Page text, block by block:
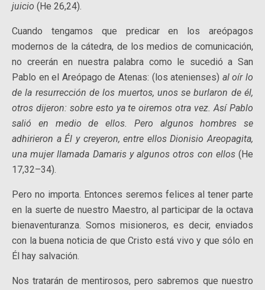
juicio (He 26,24).
Cuando tengamos que predicar en los areópagos
modernos de la cátedra, de los medios de comunicación,
no creerán en nuestra palabra como le sucedió a San
Pablo en el Areópago de Atenas: (los atenienses) al oír lo
de la resurrección de los muertos, unos se burlaron de él,
otros dijeron: sobre esto ya te oiremos otra vez. Así Pablo
salió en medio de ellos. Pero algunos hombres se
adhirieron a Él y creyeron, entre ellos Dionisio Areopagita,
una mujer llamada Damaris y algunos otros con ellos(He
17,32–34).
Pero no importa. Entonces seremos felices al tener parte
en la suerte de nuestro Maestro, al participar de la octava
bienaventuranza. Somos misioneros, es decir, enviados
con la buena noticia de que Cristo está vivo y que sólo en
Él hay salvación.
Nos tratarán de mentirosos, pero sabremos que nuestro